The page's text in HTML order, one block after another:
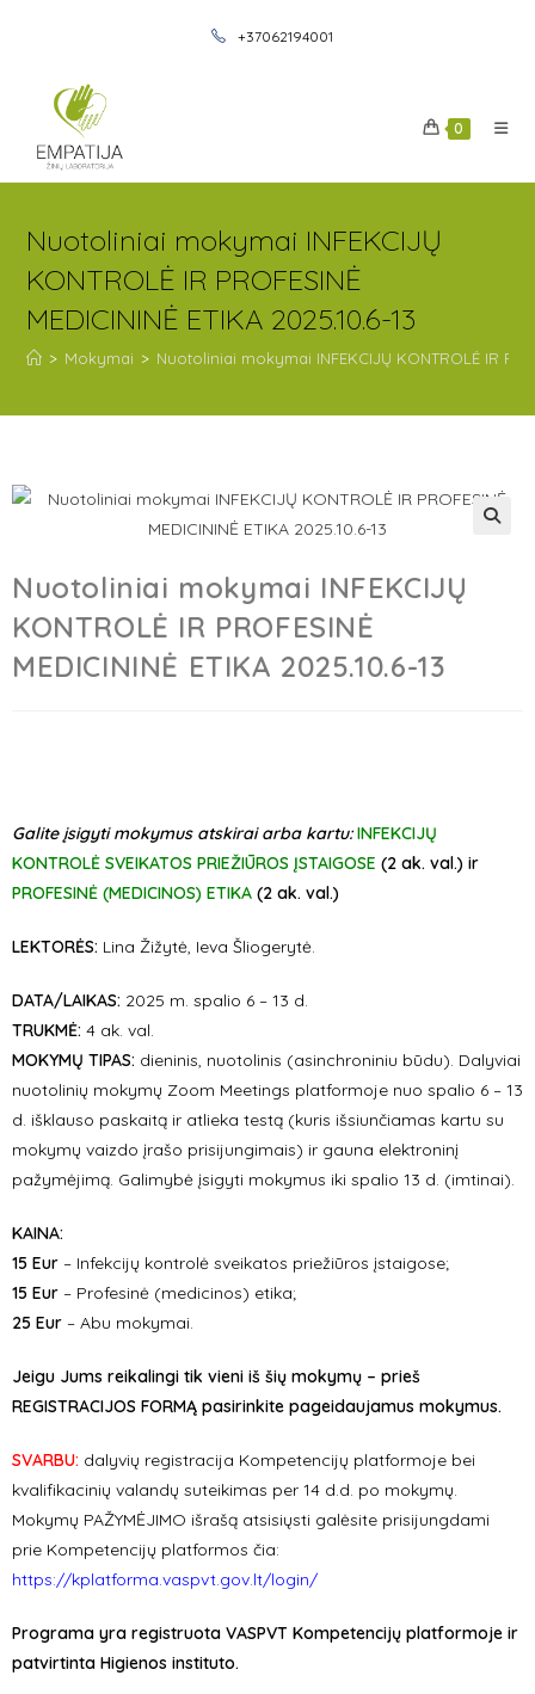
+37062194001
0
Nuotoliniai mokymai INFEKCIJŲ
KONTROLĖ IR PROFESINĖ
MEDICININĖ ETIKA 2025.10.6-13
> Mokymai > Nuotoliniai mokymai INFEKCIJŲ KONTROLĖ IR
Nuotoliniai mokymai INFEKCIJŲ
KONTROLĖ IR PROFESINĖ
MEDICININĖ ETIKA 2025.10.6-13
Galite įsigyti mokymus atskirai arba kartu:INFEKCIJŲ
KONTROLĖ SVEIKATOS PRIEŽIŪROS ĮSTAIGOSE (2 ak. val.) ir
PROFESINĖ (MEDICINOS) ETIKA (2 ak. val.)
LEKTORĖS: Lina Žižytė, Ieva Šliogerytė.
DATA/LAIKAS: 2025 m. spalio 6 – 13 d.
TRUKMĖ: 4 ak. val.
MOKYMŲ TIPAS: dieninis, nuotolinis (asinchroniniu būdu). Dalyviai
nuotolinių mokymų Zoom Meetings platformoje nuo spalio 6 – 13
d. išklauso paskaitą ir atlieka testą (kuris išsiunčiamas kartu su
mokymų vaizdo įrašo prisijungimais) ir gauna elektroninį
pažymėjimą. Galimybė įsigyti mokymus iki spalio 13 d. (imtinai).
KAINA:
15 Eur – Infekcijų kontrolė sveikatos priežiūros įstaigose;
15 Eur – Profesinė (medicinos) etika;
25 Eur – Abu mokymai.
Jeigu Jums reikalingi tik vieni iš šių mokymų – prieš
REGISTRACIJOS FORMĄ pasirinkite pageidaujamus mokymus.
SVARBU: dalyvių registracija Kompetencijų platformoje bei
kvalifikacinių valandų suteikimas per 14 d.d. po mokymų.
Mokymų PAŽYMĖJIMO išrašą atsisiųsti galėsite prisijungdami
prie Kompetencijų platformos čia:
https://kplatforma.vaspvt.gov.lt/login/
Programa yra registruota VASPVT Kompetencijų platformoje ir
patvirtinta Higienos instituto.